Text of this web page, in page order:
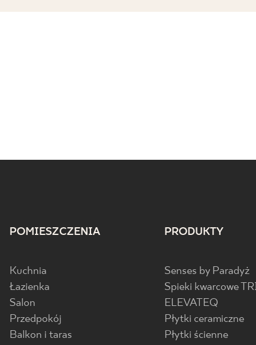
POMIESZCZENIA
Kuchnia
Łazienka
Salon
Przedpokój
Balkon i taras
PRODUKTY
Senses by Paradyż
Spieki kwarcowe
ELEVATEQ
Płytki ceramiczne
Płytki ścienne